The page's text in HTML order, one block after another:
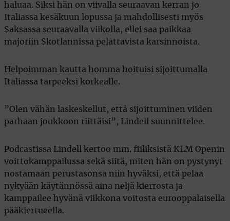
haluaa. Siksi hän on viivalla seuraavan kerran jo
Italiassa kesäkuun lopussa ja mahdollisesti myös
Saksassa seuraavalla viikolla, ellei saa paikkaa
majoriin Skotlannissa pelattavista karsinnoista.
Helpoimman kautta homma hoituisi sijoittumalla
Italiassa tarpeeksi korkealle.
”Olen vähän laskeskellut, että sijoittuminen viiden
parhaan joukkoon riittäisi”, Lindell suunnittelee.
Podcastissa Lindell kertoo mm. fiiliksistä KLM Openin
voittokamppailussa sekä siitä, miten hän on pystynyt
nostamaan perustasonsa niin hyväksi, että pelaa
nykyään käytännössä aina neljä kierrosta ja
kamppailee hyvänä viikkona voitosta eurooppalaisella
pääkiertueella.